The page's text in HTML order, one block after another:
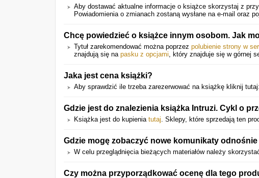
Aby dostawać aktualne informacje o książce skorzystaj z
Powiadomienia o zmianach zostaną wysłane na e-mail oraz
Chcę powiedzieć o książce innym osobom. Jak
Tytuł zarekomendować można poprzez polubienie strony w
znajdują się na pasku z opcjami, który znajduje się w górnej
Jaka jest cena książki?
Aby sprawdzić ile trzeba zarezerwować na książkę kliknij tutaj:
Gdzie jest do znalezienia książka Intruzi. Cykl o
Książka jest do kupienia tutaj. Sklepy, które sprzedają ten
Gdzie mogę zobaczyć nowe komunikaty
W celu przeglądnięcia bieżących materiałów należy
Czy można przyporządkować ocenę dla tego